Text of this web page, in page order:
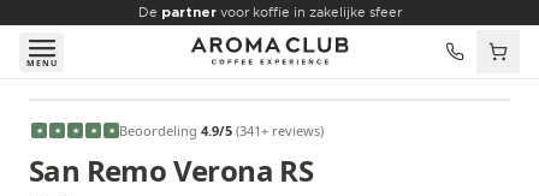
Skip to main content
De partnervoor koffie in zakelijke sfeer
MENU
VANAF
€111
★ ★ ★ ★ ★ Beoordeling 4.9/5 (341+ reviews)
San Remo Verona RS